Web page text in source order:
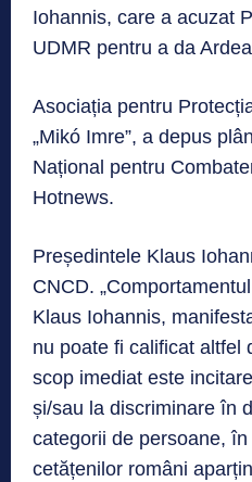
Iohannis, care a acuzat
UDMR pentru a da
Asociația pentru
„Mikó Imre”, a depus
Național pentru
Hotnews.
Președintele Klaus
CNCD.
Klaus Iohannis,
nu poate fi calificat altfel
scop imediat este
și/sau la discriminare în
categorii de persoane,
cetățenilor români